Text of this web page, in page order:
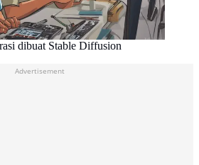
dibuat Stable Diffusion